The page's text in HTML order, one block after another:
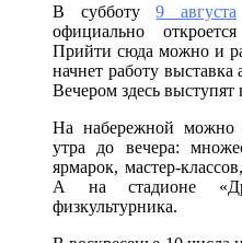
В субботу9 августа
официально
Прийти сюда можно и
начнет работу
Вечером здесь
На набережной можно
утра до вечера:
ярмарок, мастер-
А на стадионе
физкультурника.